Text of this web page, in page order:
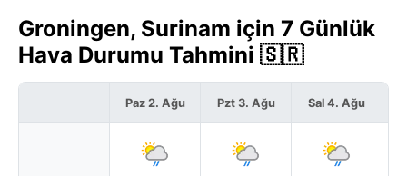
Groningen, Surinam için 7 Günlük
Hava Durumu Tahmini 🇸🇷
Paz 2. Ağu Pzt 3. Ağu Sal 4. Ağu